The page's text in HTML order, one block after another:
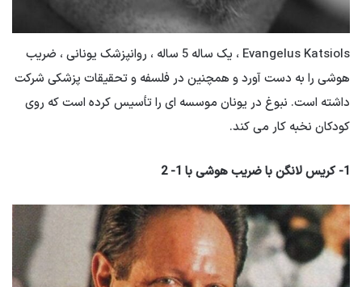
Evangelus Katsiols ، یک ساله 5 ساله ، روانپزشک یونانی ، ضریب
هوشی را به دست آورد و همچنین در فلسفه و تحقیقات پزشکی شرکت
داشته است. نبوغ در یونان موسسه ای را تأسیس کرده است که روی
کودکان نخبه کار می کند.
1- کریس لانگن با ضریب هوشی با 1- 2